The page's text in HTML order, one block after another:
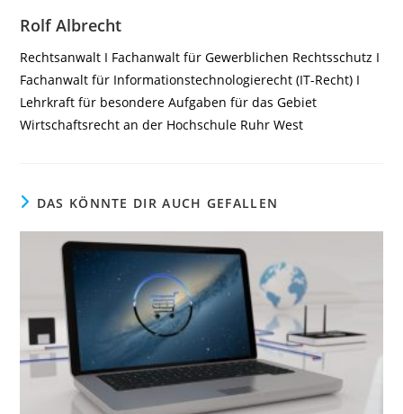
Rolf Albrecht
Rechtsanwalt I Fachanwalt für Gewerblichen Rechtsschutz I
Fachanwalt für Informationstechnologierecht (IT-Recht) I
Lehrkraft für besondere Aufgaben für das Gebiet
Wirtschaftsrecht an der Hochschule Ruhr West
DAS KÖNNTE DIR AUCH GEFALLEN